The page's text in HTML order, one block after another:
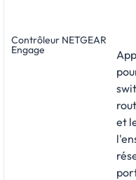
Contrôleur NETGEAR
Engage
et